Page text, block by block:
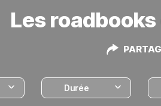
Les
Durée